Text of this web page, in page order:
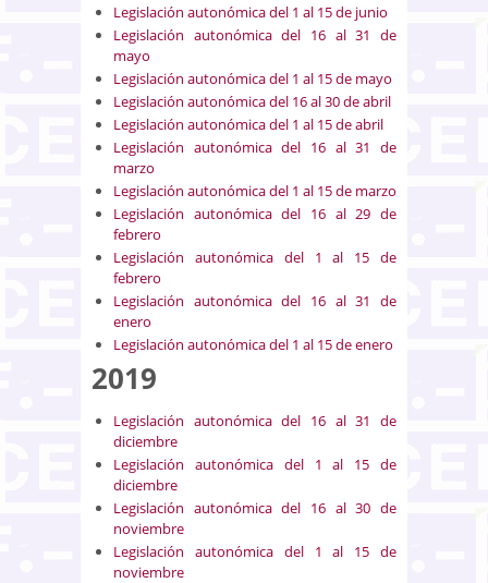
Legislación autonómica del 1 al 15 de junio
Legislación autonómica del 16 al 31 de
mayo
Legislación autonómica del 1 al 15 de mayo
Legislación autonómica del 16 al 30 de abril
Legislación autonómica del 1 al 15 de abril
Legislación autonómica del 16 al 31 de
marzo
Legislación autonómica del 1 al 15 de marzo
Legislación autonómica del 16 al 29 de
febrero
Legislación autonómica del 1 al 15 de
febrero
Legislación autonómica del 16 al 31 de
enero
Legislación autonómica del 1 al 15 de enero
2019
Legislación autonómica del 16 al 31 de
diciembre
Legislación autonómica del 1 al 15 de
diciembre
Legislación autonómica del 16 al 30 de
noviembre
Legislación autonómica del 1 al 15 de
noviembre